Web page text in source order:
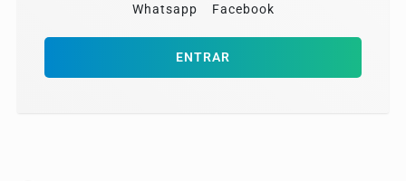
Whatsapp Facebook
ENTRAR